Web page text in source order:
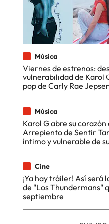
Música
Viernes de estrenos:
vulnerabilidad de Karol
pop de Carly Rae Jepsen
Música
Karol G abre su corazón
Arrepiento de Sentir
íntimo y vulnerable de
Cine
¡Ya hay tráiler! Así será
de "Los Thundermans"
septiembre